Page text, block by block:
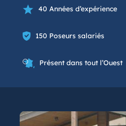
40 Années d’expérience
150 Poseurs salariés
Présent dans tout l’Ouest